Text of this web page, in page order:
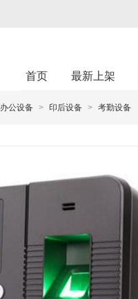
首页 最新上架
办公设备 > 印后设备 > 考勤设备